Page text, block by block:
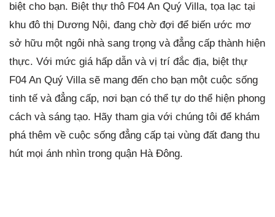
biệt cho bạn. Biệt thự thô F04 An Quý Villa, tọa lạc tại
khu đô thị Dương Nội, đang chờ đợi để biến ước mơ
sở hữu một ngôi nhà sang trọng và đẳng cấp thành hiện
thực. Với mức giá hấp dẫn và vị trí đắc địa, biệt thự
F04 An Quý Villa sẽ mang đến cho bạn một cuộc sống
tinh tế và đẳng cấp, nơi bạn có thể tự do thể hiện phong
cách và sáng tạo. Hãy tham gia với chúng tôi để khám
phá thêm về cuộc sống đẳng cấp tại vùng đất đang thu
hút mọi ánh nhìn trong quận Hà Đông.